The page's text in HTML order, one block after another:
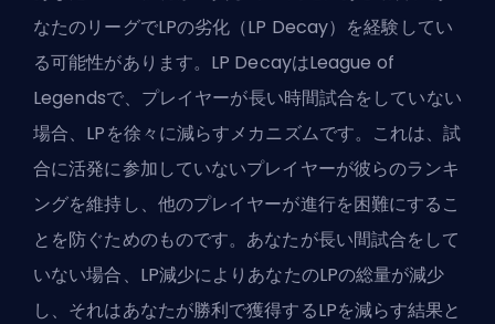
なたのリーグでLPの劣化（LP Decay）を経験してい
る可能性があります。LP DecayはLeague of
Legendsで、プレイヤーが長い時間試合をしていない
場合、LPを徐々に減らすメカニズムです。これは、試
合に活発に参加していないプレイヤーが彼らのランキ
ングを維持し、他のプレイヤーが進行を困難にするこ
とを防ぐためのものです。あなたが長い間試合をして
いない場合、LP減少によりあなたのLPの総量が減少
し、それはあなたが勝利で獲得するLPを減らす結果と